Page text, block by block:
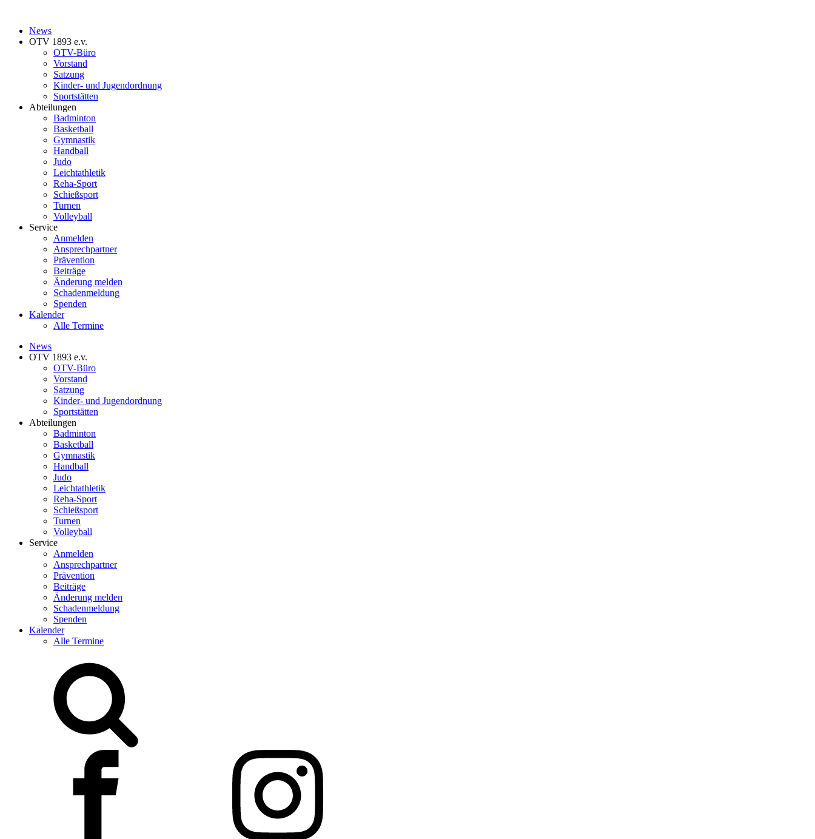
News
OTV 1893 e.v.
OTV-Büro
Vorstand
Satzung
Kinder- und Jugendordnung
Sportstätten
Abteilungen
Badminton
Basketball
Gymnastik
Handball
Judo
Leichtathletik
Reha-Sport
Schießsport
Turnen
Volleyball
Service
Anmelden
Ansprechpartner
Prävention
Beiträge
Änderung melden
Schadenmeldung
Spenden
Kalender
Alle Termine
News
OTV 1893 e.v.
OTV-Büro
Vorstand
Satzung
Kinder- und Jugendordnung
Sportstätten
Abteilungen
Badminton
Basketball
Gymnastik
Handball
Judo
Leichtathletik
Reha-Sport
Schießsport
Turnen
Volleyball
Service
Anmelden
Ansprechpartner
Prävention
Beiträge
Änderung melden
Schadenmeldung
Spenden
Kalender
Alle Termine